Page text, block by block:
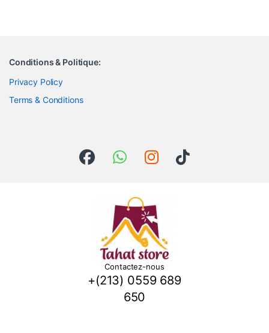
Conditions & Politique:
Privacy Policy
Terms & Conditions
Contactez-nous
+(213) 0559 689
650